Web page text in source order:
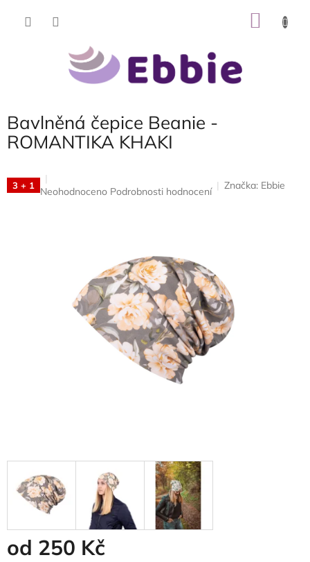
Bavlněná čepice Beanie -
ROMANTIKA KHAKI
3 + 1 Průměrné
hvězdiček.
Neohodnoceno Podrobnosti hodnocení
Značka: Ebbie
od 250 Kč